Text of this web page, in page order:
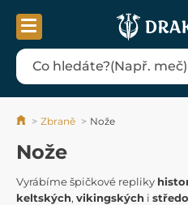
Zbraně Nože
Nože
Vyrábíme špičkové repliky
keltských, vikingských i